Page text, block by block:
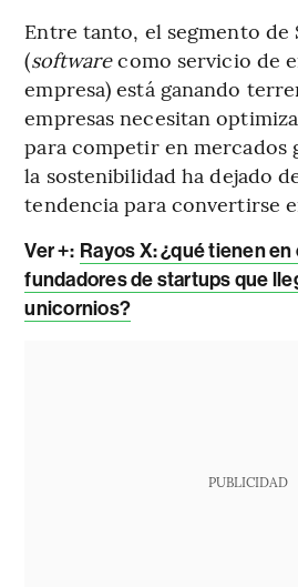
Entre tanto, el segmento de
(softwarecomo servicio de
empresa) está ganando
empresas necesitan
para competir en mercados
la sostenibilidad ha dejado
tendencia para convertirse
Ver +: Rayos X: ¿qué tienen
fundadores de startups que
unicornios?
PUBLICIDAD